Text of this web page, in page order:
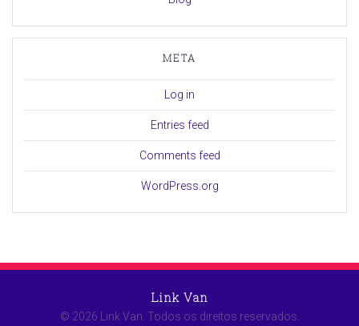
META
Log in
Entries feed
Comments feed
WordPress.org
Link Van
© 2026 Link Van. Todos os direitos reservados.